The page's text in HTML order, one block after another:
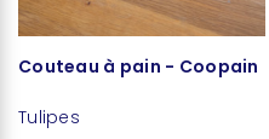
Couteau à pain - Coopain
Tulipes